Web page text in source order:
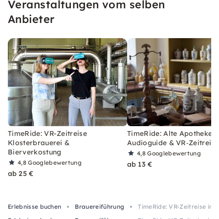
Veranstaltungen vom selben
Anbieter
TimeRide: VR-Zeitreise
Klosterbrauerei &
Bierverkostung
4,8Googlebewertung
ab 25 €
TimeRide: Alte Apotheke:
Audioguide & VR‑Zeitreise
4,8Googlebewertung
ab 13 €
Erlebnisse buchen Brauereiführung
TimeRide: VR-Zeitreise in